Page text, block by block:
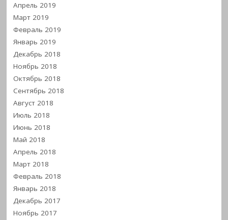
Апрель 2019
Март 2019
Февраль 2019
Январь 2019
Декабрь 2018
Ноябрь 2018
Октябрь 2018
Сентябрь 2018
Август 2018
Июль 2018
Июнь 2018
Май 2018
Апрель 2018
Март 2018
Февраль 2018
Январь 2018
Декабрь 2017
Ноябрь 2017